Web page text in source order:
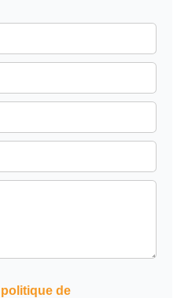
politique de